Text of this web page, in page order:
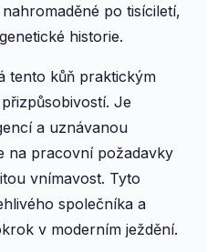
po tisíciletí,
historie.
tento kůň praktickým
Je
a uznávanou
na pracovní požadavky
vnímavost. Tyto
společníka a
v moderním ježdění.